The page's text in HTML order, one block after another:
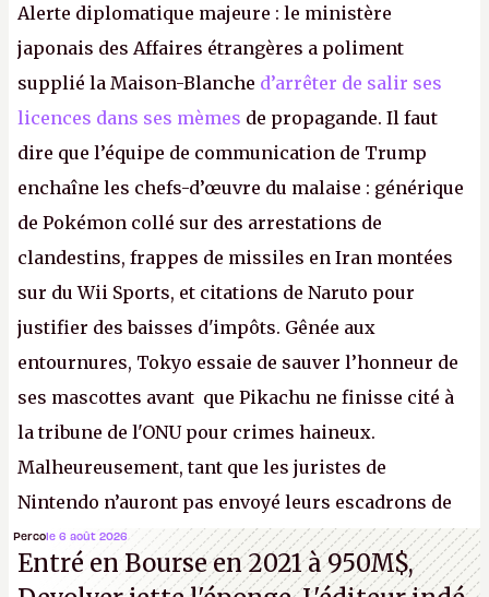
Alerte diplomatique majeure : le ministère
japonais des Affaires étrangères a poliment
supplié la Maison-Blanche d’arrêter de salir ses
licences dans ses mèmes de propagande. Il faut
dire que l’équipe de communication de Trump
enchaîne les chefs-d’œuvre du malaise : générique
de Pokémon collé sur des arrestations de
clandestins, frappes de missiles en Iran montées
sur du Wii Sports, et citations de Naruto pour
justifier des baisses d'impôts. Gênée aux
entournures, Tokyo essaie de sauver l’honneur de
ses mascottes avant que Pikachu ne finisse cité à
la tribune de l'ONU pour crimes haineux.
Malheureusement, tant que les juristes de
Nintendo n’auront pas envoyé leurs escadrons de
la mort judiciaires pour distribuer du copyright
strike à tour de bras, l'Oncle Sam continuera
Percole 6 août 2026
Entré en Bourse en 2021 à 950M$,